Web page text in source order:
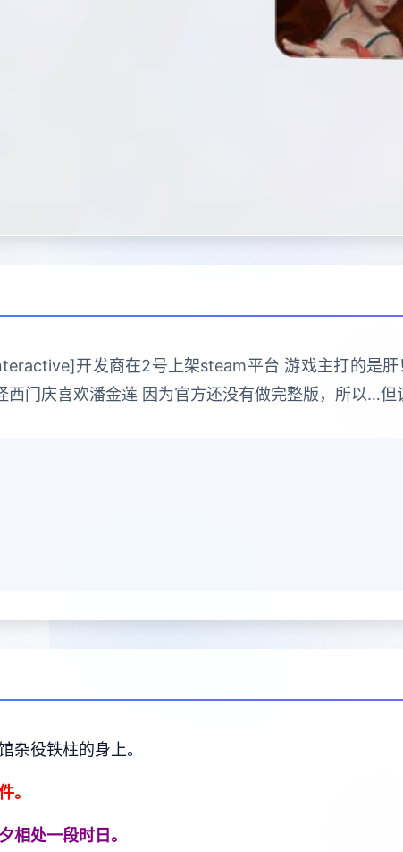
开发商在2号上架steam平台 游戏主打的是
门庆喜欢潘金莲 因为官方还没有做完整版，所以…但
杂役铁柱的身上。
。
相处一段时日。